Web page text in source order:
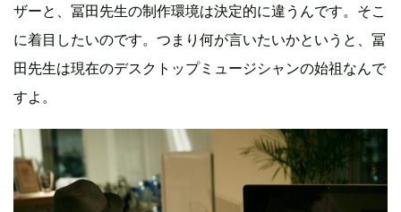
ザーと、冨田先生の制作環境は決定的に違うんです。そこ
に着目したいのです。つまり何が言いたいかというと、冨
田先生は現在のデスクトップミュージシャンの始祖なんで
すよ。